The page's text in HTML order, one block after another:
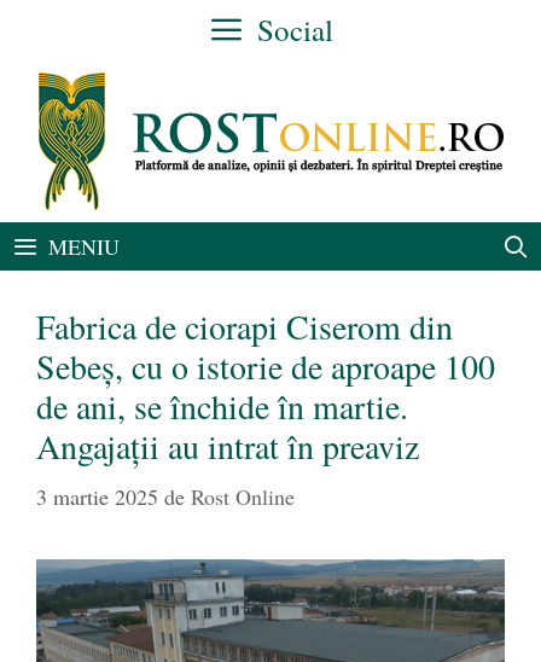
conținut
Social
MENIU
Fabrica de ciorapi Ciserom din
Sebeș, cu o istorie de aproape 100
de ani, se închide în martie.
Angajații au intrat în preaviz
3 martie 2025 de Rost Online